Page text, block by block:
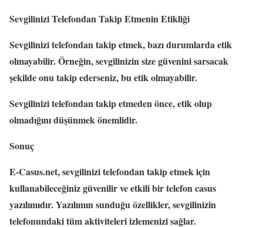
Sevgilinizi Telefondan Takip Etmenin Etikliği
Sevgilinizi telefondan takip etmek, bazı durumlarda etik
olmayabilir. Örneğin, sevgilinizin size güvenini sarsacak
şekilde onu takip ederseniz, bu etik olmayabilir.
Sevgilinizi telefondan takip etmeden önce, etik olup
olmadığını düşünmek önemlidir.
Sonuç
E-Casus.net, sevgilinizi telefondan takip etmek için
kullanabileceğiniz güvenilir ve etkili bir telefon casus
yazılımıdır. Yazılımın sunduğu özellikler, sevgilinizin
telefonundaki tüm aktiviteleri izlemenizi sağlar.